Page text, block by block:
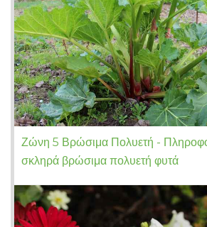
Ζώνη 5 Βρώσιμα Πολυετή -
σκληρά βρώσιμα πολυετή φυτά